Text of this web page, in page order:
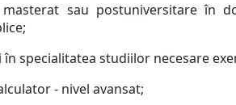
sau postuniversitare în
în specialitatea studiilor necesare
- nivel avansat;